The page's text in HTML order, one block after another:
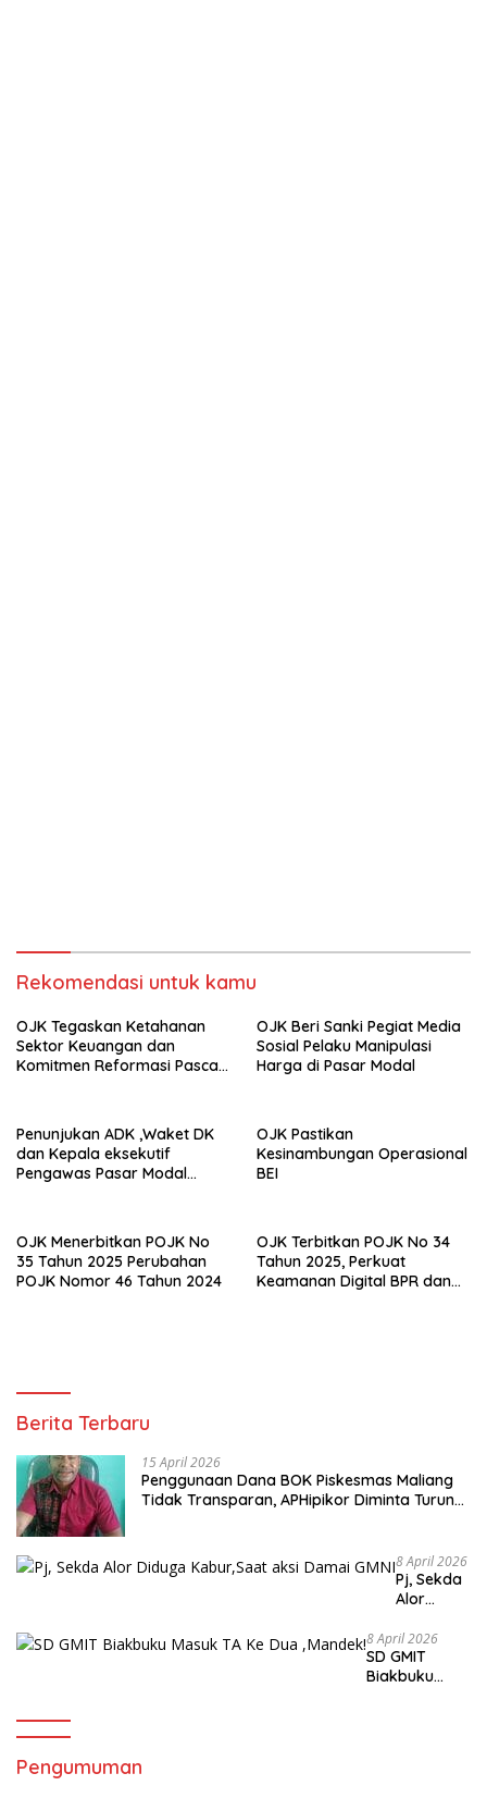
Rekomendasi untuk kamu
OJK Tegaskan Ketahanan
Sektor Keuangan dan
Komitmen Reformasi Pasca
OJK Beri Sanki Pegiat Media
Sosial Pelaku Manipulasi
Harga di Pasar Modal
Penunjukan ADK ,Waket DK
dan Kepala eksekutif
Pengawas Pasar Modal
OJK Pastikan
Kesinambungan Operasional
BEI
OJK Menerbitkan POJK No
35 Tahun 2025 Perubahan
POJK Nomor 46 Tahun 2024
OJK Terbitkan POJK No 34
Tahun 2025, Perkuat
Keamanan Digital BPR dan
Berita Terbaru
15 April 2026
Penggunaan Dana BOK Piskesmas Maliang
Tidak Transparan, APHipikor Diminta Turun
8 April 2026
Pj, Sekda
Alor
Kabur,Sa
at aksi
Damai
8 April 2026
SD GMIT
Biakbuku
Pengumuman